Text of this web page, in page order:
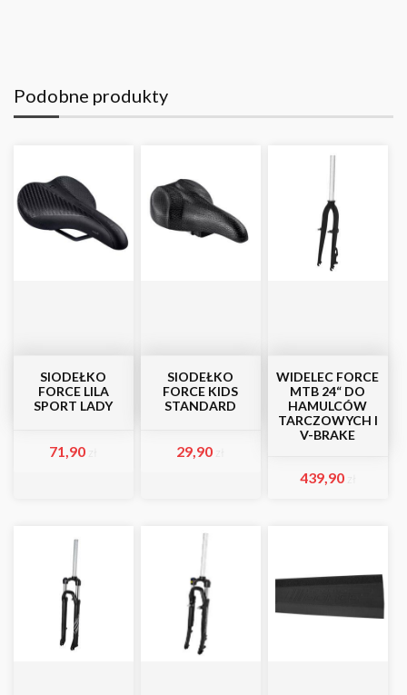
Podobne produkty
SIODEŁKO
FORCE LILA
SPORT LADY
71,90
SIODEŁKO
FORCE KIDS
STANDARD
29,90
WIDELEC FORCE
MTB 24“ DO
HAMULCÓW
TARCZOWYCH I
V-BRAKE
439,90